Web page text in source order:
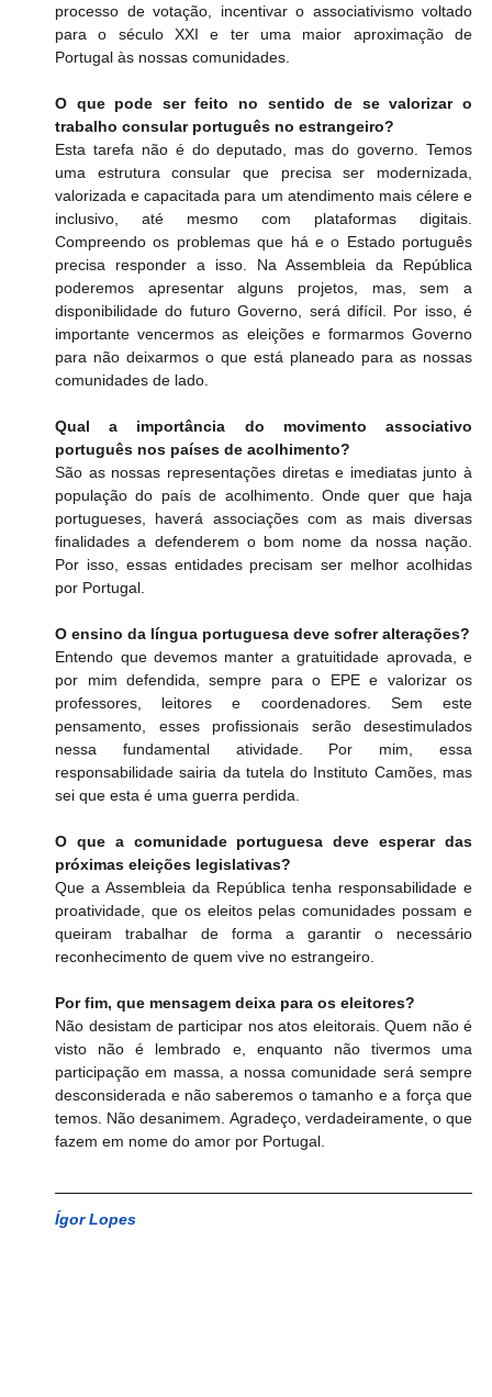
processo de votação, incentivar o associativismo voltado
para o século XXI e ter uma maior aproximação de
Portugal às nossas comunidades.
O que pode ser feito no sentido de se valorizar o
trabalho consular português no estrangeiro?
Esta tarefa não é do deputado, mas do governo. Temos
uma estrutura consular que precisa ser modernizada,
valorizada e capacitada para um atendimento mais célere e
inclusivo, até mesmo com plataformas digitais.
Compreendo os problemas que há e o Estado português
precisa responder a isso. Na Assembleia da República
poderemos apresentar alguns projetos, mas, sem a
disponibilidade do futuro Governo, será difícil. Por isso, é
importante vencermos as eleições e formarmos Governo
para não deixarmos o que está planeado para as nossas
comunidades de lado.
Qual a importância do movimento associativo
português nos países de acolhimento?
São as nossas representações diretas e imediatas junto à
população do país de acolhimento. Onde quer que haja
portugueses, haverá associações com as mais diversas
finalidades a defenderem o bom nome da nossa nação.
Por isso, essas entidades precisam ser melhor acolhidas
por Portugal.
O ensino da língua portuguesa deve sofrer alterações?
Entendo que devemos manter a gratuitidade aprovada, e
por mim defendida, sempre para o EPE e valorizar os
professores, leitores e coordenadores. Sem este
pensamento, esses profissionais serão desestimulados
nessa fundamental atividade. Por mim, essa
responsabilidade sairia da tutela do Instituto Camões, mas
sei que esta é uma guerra perdida.
O que a comunidade portuguesa deve esperar das
próximas eleições legislativas?
Que a Assembleia da República tenha responsabilidade e
proatividade, que os eleitos pelas comunidades possam e
queiram trabalhar de forma a garantir o necessário
reconhecimento de quem vive no estrangeiro.
Por fim, que mensagem deixa para os eleitores?
Não desistam de participar nos atos eleitorais. Quem não é
visto não é lembrado e, enquanto não tivermos uma
participação em massa, a nossa comunidade será sempre
desconsiderada e não saberemos o tamanho e a força que
temos. Não desanimem. Agradeço, verdadeiramente, o que
fazem em nome do amor por Portugal.
Ígor Lopes